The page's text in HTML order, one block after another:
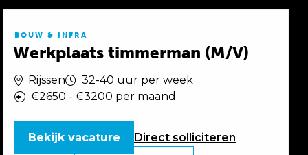
BOUW & INFRA
Werkplaats timmerman (M/V)
Rijssen
32-40 uur per week
€2650 - €3200 per maand
Direct solliciteren
Bekijk vacature